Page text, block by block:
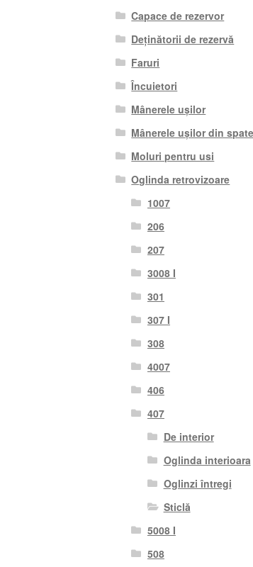
Capace de rezervor
Deținătorii de rezervă
Faruri
Încuietori
Mânerele ușilor
Mânerele ușilor din spate
Moluri pentru usi
Oglinda retrovizoare
1007
206
207
3008 I
301
307 I
308
4007
406
407
De interior
Oglinda interioara
Oglinzi întregi
Sticlă
5008 I
508